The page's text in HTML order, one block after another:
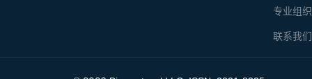
专业组
联系我们